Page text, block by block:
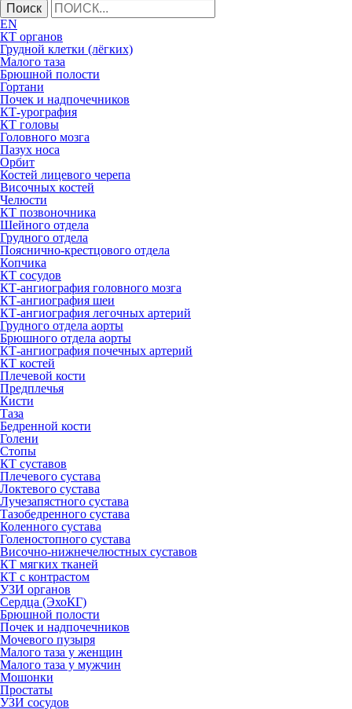
Поиск
EN
КТ органов
Грудной клетки (лёгких)
Малого таза
Брюшной полости
Гортани
Почек и надпочечников
КТ-урография
КТ головы
Головного мозга
Пазух носа
Орбит
Костей лицевого черепа
Височных костей
Челюсти
КТ позвоночника
Шейного отдела
Грудного отдела
Пояснично-крестцового отдела
Копчика
КТ сосудов
КТ-ангиография головного мозга
КТ-ангиография шеи
КТ-ангиография легочных артерий
Грудного отдела аорты
Брюшного отдела аорты
КТ-ангиография почечных артерий
КТ костей
Плечевой кости
Предплечья
Кисти
Таза
Бедренной кости
Голени
Стопы
КТ суставов
Плечевого сустава
Локтевого сустава
Лучезапястного сустава
Тазобедренного сустава
Коленного сустава
Голеностопного сустава
Височно-нижнечелюстных суставов
КТ мягких тканей
КТ с контрастом
УЗИ органов
Сердца (ЭхоКГ)
Брюшной полости
Почек и надпочечников
Мочевого пузыря
Малого таза у женщин
Малого таза у мужчин
Мошонки
Простаты
УЗИ сосудов